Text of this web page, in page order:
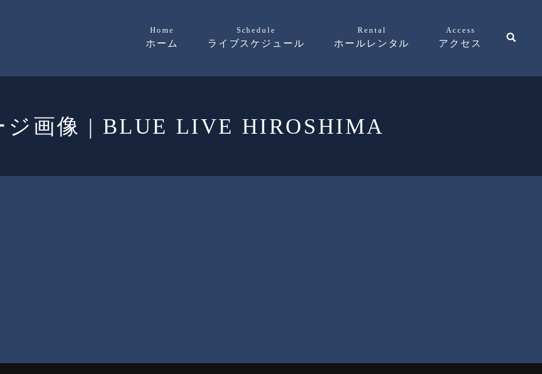
Home
ホーム
Schedule
ライブスケジュール
Rental
ホールレンタル
Access
アクセス
ジ画像 | BLUE LIVE HIROSHIMA